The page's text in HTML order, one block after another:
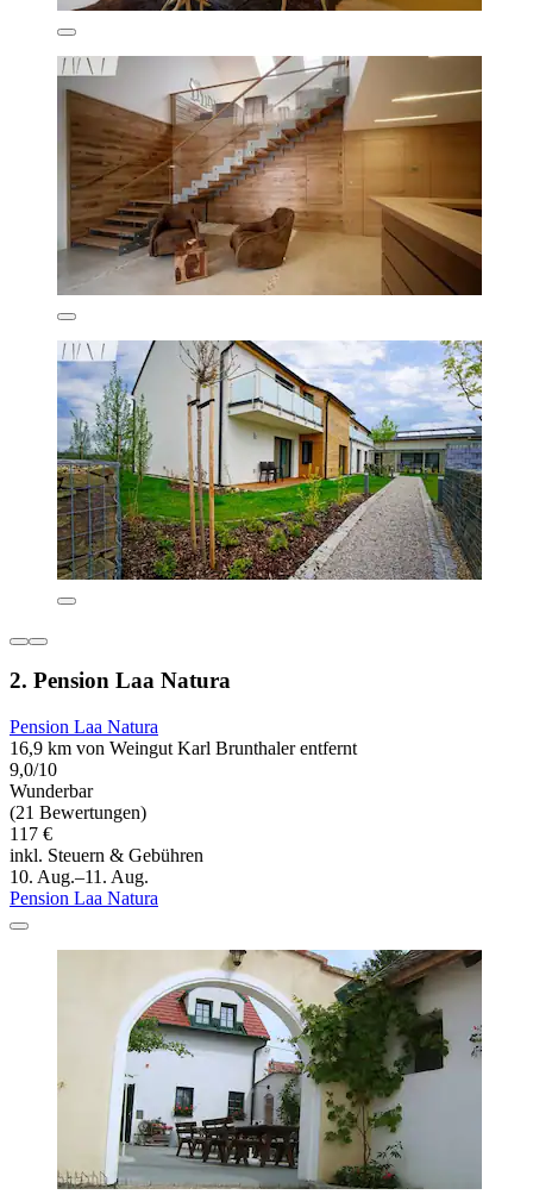
2. Pension Laa Natura
Pension Laa Natura
16,9 km von Weingut Karl Brunthaler entfernt
9,0/10
Wunderbar
(21 Bewertungen)
117 €
inkl. Steuern & Gebühren
10. Aug.–11. Aug.
Pension Laa Natura